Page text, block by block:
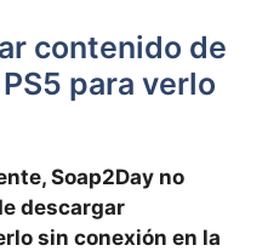
contenido de⁣
para verlo
Soap2Day no
descargar
sin conexión⁢ en⁣ la